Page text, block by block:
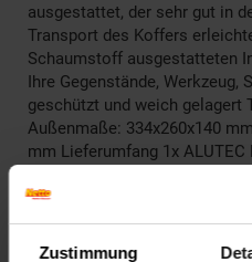
Zustimmung
ausgestattet, der sehr gut in
Transport des Koffers
Schaumstoff ausgestatteten
Ihre Gegenstände, Werkzeug,
geschützt und weich gelagert
Außenmaße: 334x260x140
mm Lieferumfang 1x
Artikelnummer: 2806315000
EAN: 4014688611010
Artikel gehört zur Kategorie: